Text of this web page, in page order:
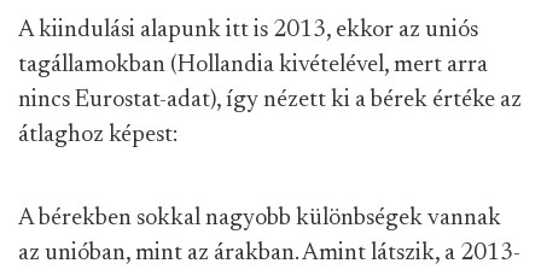
A kiindulási alapunk itt is 2013, ekkor az uniós
tagállamokban (Hollandia kivételével, mert arra
nincs Eurostat-adat), így nézett ki a bérek értéke az
átlaghoz képest:
A bérekben sokkal nagyobb különbségek vannak
az unióban, mint az árakban. Amint látszik, a 2013-